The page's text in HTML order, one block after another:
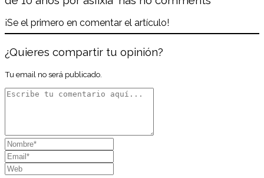
¡Se el primero en comentar el artículo!
¿Quieres compartir tu opinión?
Tu email no será publicado.